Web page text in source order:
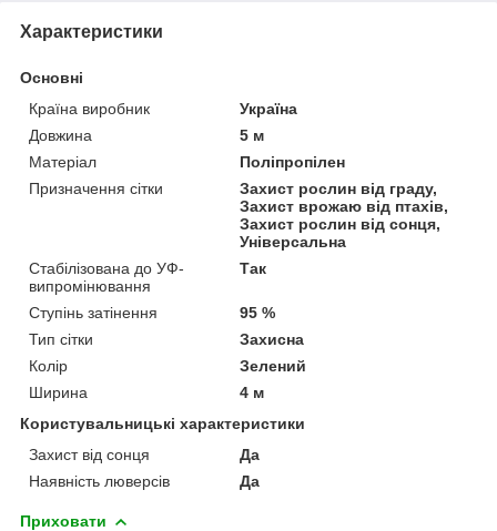
Характеристики
Основні
Країна виробник
Україна
Довжина
5 м
Матеріал
Поліпропілен
Призначення сітки
Захист рослин від граду,
Захист врожаю від птахів,
Захист рослин від сонця,
Універсальна
Стабілізована до УФ-
випромінювання
Так
Ступінь затінення
95 %
Тип сітки
Захисна
Колір
Зелений
Ширина
4 м
Користувальницькі характеристики
Захист від сонця
Да
Наявність люверсів
Да
Приховати